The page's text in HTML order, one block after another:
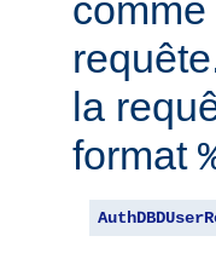
la
format